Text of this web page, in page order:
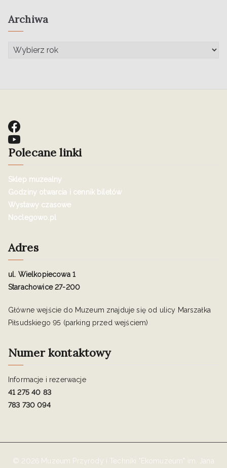
Archiwa
Polecane linki
Sklep muzealny
Godziny otwarcia i cennik biletów
Wystawy czasowe
Noclegowo.pl
Adres
ul. Wielkopiecowa 1
Starachowice 27-200
Główne wejście do Muzeum znajduje się od ulicy Marszałka
Piłsudskiego 95 (parking przed wejściem)
Numer kontaktowy
Informacje i rezerwacje
41 275 40 83
783 730 094
© 2026 Muzeum Przyrody i Techniki "Ekomuzeum" im. Jana